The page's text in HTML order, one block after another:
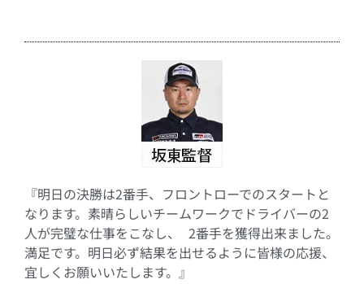
『明日の決勝は2番手、フロントローでのスタートと
なります。素晴らしいチームワークでドライバーの2
人が完璧な仕事をこなし、 2番手を獲得出来ました。
満足です。明日必ず結果を出せるように皆様の応援、
宜しくお願いいたします。』